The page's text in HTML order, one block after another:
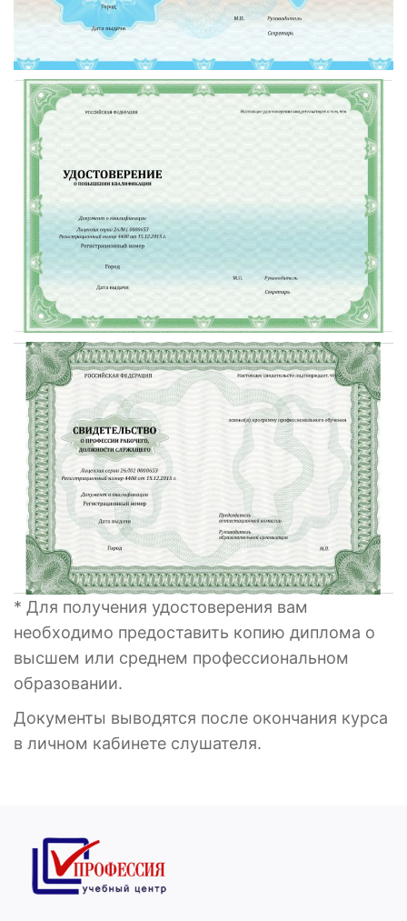
* Для получения удостоверения вам
необходимо предоставить копию диплома о
высшем или среднем профессиональном
образовании.
Документы выводятся после окончания курса
в личном кабинете слушателя.